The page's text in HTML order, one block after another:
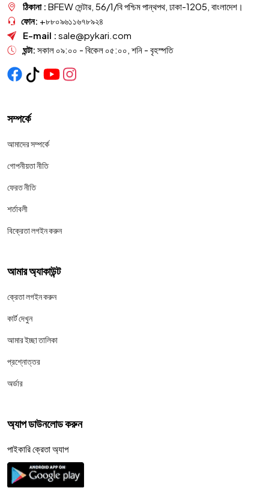
ঠিকানা : BFEW সেন্টার, 56/1/বি পশ্চিম পান্থপথ, ঢাকা-1205, বাংলাদেশ।
ফোন: +৮৮০৯৬১১৬৭৮৯২৪
E-mail : sale@pykari.com
ঘন্টা: সকাল ০৯:০০ - বিকেল ০৫:০০, শনি - বৃহস্পতি
সম্পর্কে
আমাদের সম্পর্কে
গোপনীয়তা নীতি
ফেরত নীতি
শর্তাবলী
বিক্রেতা লগইন করুন
আমার অ্যাকাউন্ট
ক্রেতা লগইন করুন
কার্ট দেখুন
আমার ইচ্ছা তালিকা
প্রশ্নোত্তর
অর্ডার
অ্যাপ ডাউনলোড করুন
পাইকারি ক্রেতা অ্যাপ